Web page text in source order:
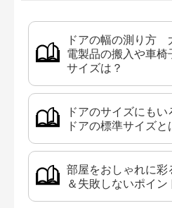
ドアの幅の測り方
電製品の搬入や車
サイズは？
ドアのサイズにも
ドアの標準サイズと
部屋をおしゃれに
＆失敗しないポイン